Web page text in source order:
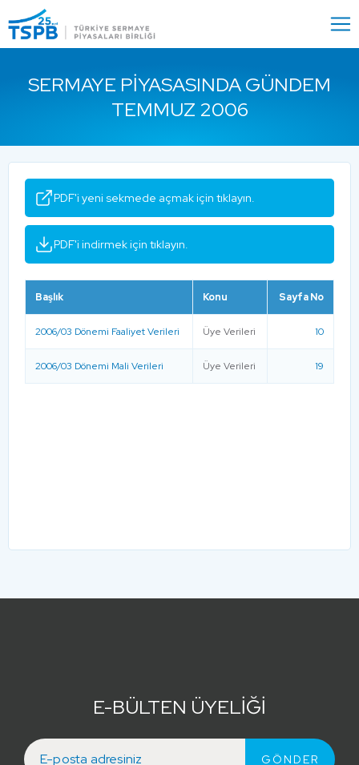
Close
SERMAYE PIYASASINDA GÜNDEM
TEMMUZ 2006
PDF'i yeni sekmede açmak için tıklayın.
PDF'i indirmek için tıklayın.
Başlık Konu Sayfa No
2006/03 Dönemi Faaliyet Verileri Üye Verileri 10
2006/03 Dönemi Mali Verileri Üye Verileri 19
E-BÜLTEN ÜYELİĞİ